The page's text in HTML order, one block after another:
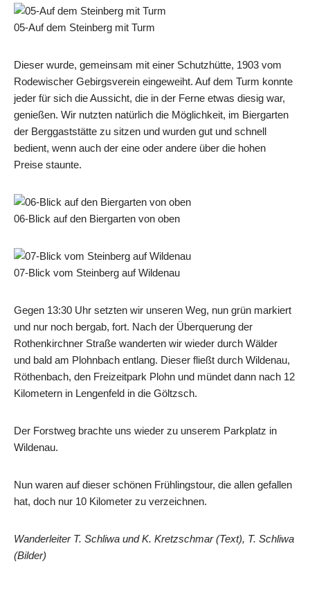
05-Auf dem Steinberg mit Turm
Dieser wurde, gemeinsam mit einer Schutzhütte, 1903 vom
Rodewischer Gebirgsverein eingeweiht. Auf dem Turm konnte
jeder für sich die Aussicht, die in der Ferne etwas diesig war,
genießen. Wir nutzten natürlich die Möglichkeit, im Biergarten
der Berggaststätte zu sitzen und wurden gut und schnell
bedient, wenn auch der eine oder andere über die hohen
Preise staunte.
06-Blick auf den Biergarten von oben
07-Blick vom Steinberg auf Wildenau
Gegen 13:30 Uhr setzten wir unseren Weg, nun grün markiert
und nur noch bergab, fort. Nach der Überquerung der
Rothenkirchner Straße wanderten wir wieder durch Wälder
und bald am Plohnbach entlang. Dieser fließt durch Wildenau,
Röthenbach, den Freizeitpark Plohn und mündet dann nach 12
Kilometern in Lengenfeld in die Göltzsch.
Der Forstweg brachte uns wieder zu unserem Parkplatz in
Wildenau.
Nun waren auf dieser schönen Frühlingstour, die allen gefallen
hat, doch nur 10 Kilometer zu verzeichnen.
Wanderleiter T. Schliwa und K. Kretzschmar (Text), T. Schliwa
(Bilder)